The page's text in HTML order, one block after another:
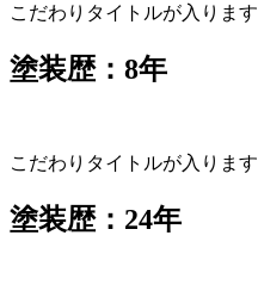
こだわりタイトルが入ります
塗装歴：8年
こだわりタイトルが入ります
塗装歴：24年